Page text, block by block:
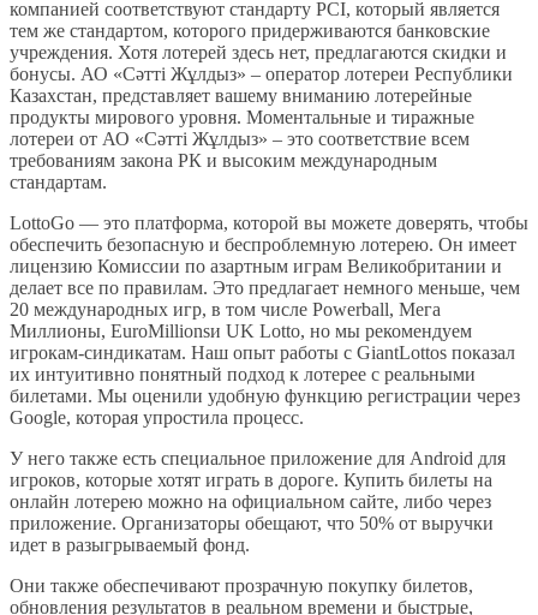
компанией соответствуют стандарту PCI, который является
тем же стандартом, которого придерживаются банковские
учреждения. Хотя лотерей здесь нет, предлагаются скидки и
бонусы. АО «Сәтті Жұлдыз» – оператор лотереи Республики
Казахстан, представляет вашему вниманию лотерейные
продукты мирового уровня. Моментальные и тиражные
лотереи от АО «Сәтті Жұлдыз» – это соответствие всем
требованиям закона РК и высоким международным
стандартам.
LottoGo — это платформа, которой вы можете доверять, чтобы
обеспечить безопасную и беспроблемную лотерею. Он имеет
лицензию Комиссии по азартным играм Великобритании и
делает все по правилам. Это предлагает немного меньше, чем
20 международных игр, в том числе Powerball, Мега
Миллионы, EuroMillionsи UK Lotto, но мы рекомендуем
игрокам-синдикатам. Наш опыт работы с GiantLottos показал
их интуитивно понятный подход к лотерее с реальными
билетами. Мы оценили удобную функцию регистрации через
Google, которая упростила процесс.
У него также есть специальное приложение для Android для
игроков, которые хотят играть в дороге. Купить билеты на
онлайн лотерею можно на официальном сайте, либо через
приложение. Организаторы обещают, что 50% от выручки
идет в разыгрываемый фонд.
Они также обеспечивают прозрачную покупку билетов,
обновления результатов в реальном времени и быстрые,